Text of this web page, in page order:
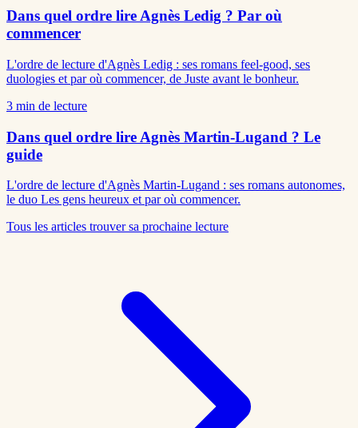
Dans quel ordre lire Agnès Ledig ? Par où
commencer
L'ordre de lecture d'Agnès Ledig : ses romans feel-good, ses
duologies et par où commencer, de Juste avant le bonheur.
3 min de lecture
Dans quel ordre lire Agnès Martin-Lugand ? Le
guide
L'ordre de lecture d'Agnès Martin-Lugand : ses romans autonomes,
le duo Les gens heureux et par où commencer.
Tous les articles trouver sa prochaine lecture